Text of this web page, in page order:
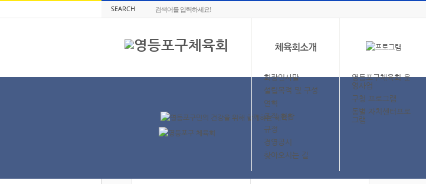
SEARCH
회장인사말
설립목적 및 구성
연혁
조직 현황
규정
경영공시
찾아오시는 길
영등포구체육회 운
영사업
구청 프로그램
동별 자치센터프로
그램